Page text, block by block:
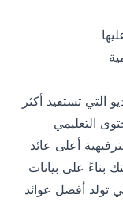
التي تستفيد أكثر
التعليمي
أعلى عائد
بناءً على بيانات
تولد أفضل عوائد